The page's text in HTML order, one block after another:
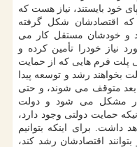
خود بایستند، نیاز هست که
اقتصادشان شکل گرفته
و خودشان مستقل کار می
نیاز خودرا تأمین کرده و
پلت فرم هایی که از حمایت
بخواهند رشد و توسعه پیدا
بعد متوقف می شوند، و حتی
مشکل می شود و دولت
حمایت دولتی وجود دارد،
داشت. برای اینکه بتوانیم
اقتصادشان رشد کند،